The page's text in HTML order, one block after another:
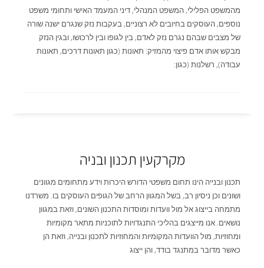
מהמשפט הפלילי, המשפט המנהלי, דיני המעמד האישי ותחומי משפט
נוספים, העוסקים בחיובים לא רצוניים, בעקבות נזק שנגרם ישנה שורה
של מצבים שבהם נגרם נזק לאדם, בין לגופו ובין לרכושו, ובגין הנזק
מבקש אותו אדם פיצוי מהמזיק: תאונות (כגון תאונות דרכים, תאונות
עבודה), רשלנות (כגון:
מקרקעין תכנון ובניה
תכנון ובנייה הינו תחום משפטי הדורש היכרות וידע מתחומים מגוונים
ושונים וכן ניסיון רב, בשל המגוון הרחב של הגופים העוסקים בו. משרדנו
מתמחה בייצוג אל מול וועדות ומוסדות התכנון השונים, וזאת במגוון
נושאים. אנו מייצגים בהליכי התנגדויות לתוכניות מתאר מקומיות
ומחוזיות, מול הוועדות המקומיות והמחוזיות לתכנון ובנייה, וזאת הן
כאשר מדובר במתנגד בודד, והן ייצוג